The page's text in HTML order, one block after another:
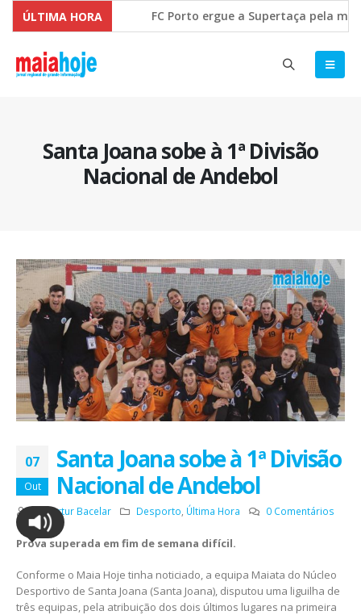
ÚLTIMA HORA FC Porto ergue a Supertaça pela
Comissão Europeia quer ouvir as
Santa Joana sobe à 1ª Divisão
Nacional de Andebol
07
Out
Santa Joana sobe à 1ª Divisão
Nacional de Andebol
PorArtur Bacelar Desporto, Última Hora 0 Comentários
Prova superada em fim de semana difícil.
Conforme o Maia Hoje tinha noticiado, a equipa Maiata do Núcleo
Desportivo de Santa Joana (Santa Joana), disputou uma liguilha de
três equipas, pela atribuição dos dois últimos lugares na primeira